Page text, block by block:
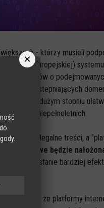
- którzy musieli
Unii Europejskiej)
o
także udostepniających
sieci. W dużym stopniu
osób niepełnoletnich.
nielegalne treści, a
cyfrowe będzie
zostanie bardziej
28 stanowi, że platformy
×